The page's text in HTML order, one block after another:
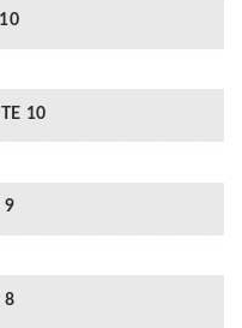
10
9
8